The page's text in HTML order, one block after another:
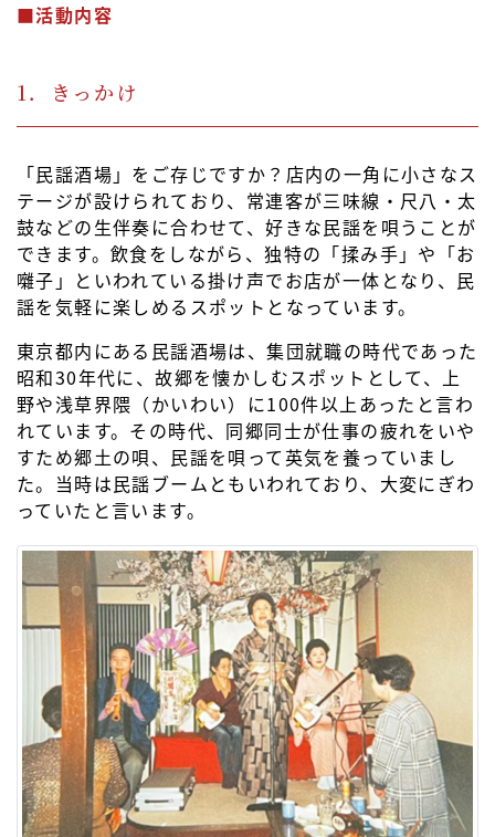
■活動内容
1．きっかけ
「民謡酒場」をご存じですか？店内の一角に小さなス
テージが設けられており、常連客が三味線・尺八・太
鼓などの生伴奏に合わせて、好きな民謡を唄うことが
できます。飲食をしながら、独特の「揉み手」や「お
囃子」といわれている掛け声でお店が一体となり、民
謡を気軽に楽しめるスポットとなっています。
東京都内にある民謡酒場は、集団就職の時代であった
昭和30年代に、故郷を懐かしむスポットとして、上
野や浅草界隈（かいわい）に100件以上あったと言わ
れています。その時代、同郷同士が仕事の疲れをいや
すため郷土の唄、民謡を唄って英気を養っていまし
た。当時は民謡ブームともいわれており、大変にぎわ
っていたと言います。